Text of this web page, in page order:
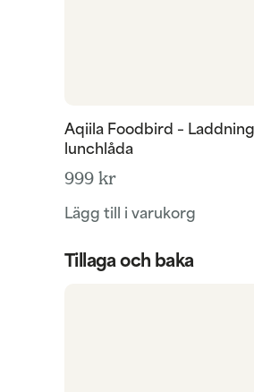
Aqiila Foodbird –
lunchlåda
999 kr
Lägg till i varukorg
Tillaga och baka